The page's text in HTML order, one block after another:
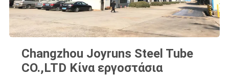
Changzhou Joyruns Steel Tube
CO.,LTD Κίνα εργοστάσια